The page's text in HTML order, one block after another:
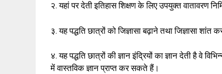
२. यहां पर देती इतिहास शिक्षण के लिए उपयुक्त वातावरण
३. यह पद्धति छात्रों को जिज्ञासा बढ़ाने तथा जिज्ञासा शांत
४. यह पद्धति छात्रों की ज्ञान इंद्रियों का ज्ञान देती है वे
में वास्तविक ज्ञान प्राप्त कर सकते हैं।